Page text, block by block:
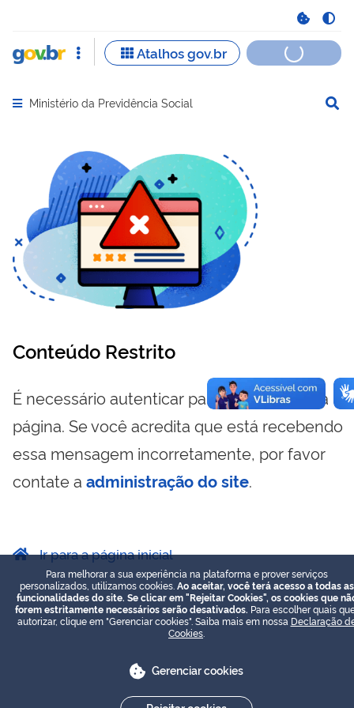
Abrir menu principal de navegação
Ministério da Previdência Social
Conteúdo Restrito
É necessário autenticar para visualizar essa
página. Se você acredita que está recebendo
essa mensagem incorretamente, por favor
contate a administração do site.
Ir para a página inicial
Para melhorar a sua experiência na plataforma e prover serviços
personalizados, utilizamos cookies. Ao aceitar, você terá acesso a todas as
funcionalidades do site. Se clicar em "Rejeitar Cookies", os cookies que
forem estritamente necessários serão desativados. Para escolher quais
autorizar, clique em "Gerenciar cookies". Saiba mais em nossa Declaração
Cookies
Gerenciar cookies